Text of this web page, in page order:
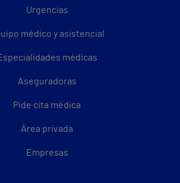
Urgencias
médico y asistencial
médicas
Aseguradoras
Pide cita médica
Área privada
Empresas